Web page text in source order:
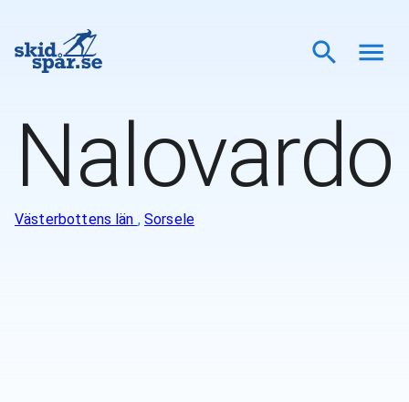
Nalovardo
Västerbottens län ,Sorsele